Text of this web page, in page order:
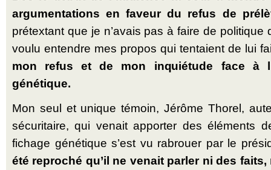
argumentations en faveur du refus de
prétextant que je n’avais pas à faire de politique
voulu entendre mes propos qui tentaient de lui
mon refus et de mon inquiétude face à
génétique.
Mon seul et unique témoin, Jérôme Thorel,
sécuritaire, qui venait apporter des éléments
fichage génétique s’est vu rabrouer par le
été reproché qu’il ne venait parler ni des